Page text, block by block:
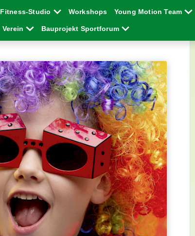
Fitness-Studio Workshops Young Motion Team
Verein Bauprojekt Sportforum